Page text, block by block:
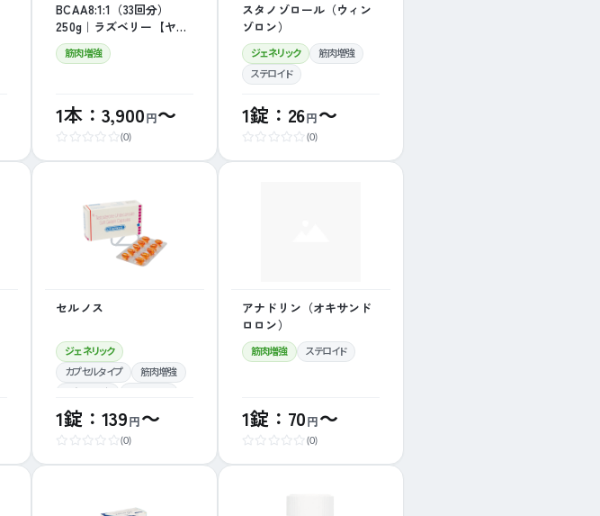
BCAA8:1:1（33回分）
250g｜ラズベリー【ヤマ
ト便※局留め不可】
筋肉増強
1本：3,900円～
(0)
スタノゾロール（ウィン
ゾロン）
ジェネリック 筋肉増強
ステロイド
1錠：26円～
(0)
セルノス
ジェネリック
カプセルタイプ 筋肉増強
ホルモン
1錠：139円～
(0)
アナドリン（オキサンド
ロロン）
筋肉増強 ステロイド
1錠：70円～
(0)